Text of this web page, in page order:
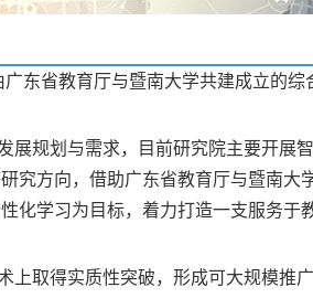
东省教育厅与暨南大学共建成立的综
规划与需求，目前研究院主要开展
究方向，借助广东省教育厅与暨南大
化学习为目标，着力打造一支服务于
取得实质性突破，形成可大规模推